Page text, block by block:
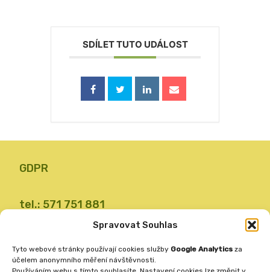
Spravovat Souhlas
Tyto webové stránky používají cookies služby Google Analytics za
účelem anonymního měření návštěvnosti.
SDÍLET TUTO UDÁLOST
GDPR
tel.: 571 751 881
email: zsvalbystrice@zsvb.cz
ID datové schránky: 24dabpx